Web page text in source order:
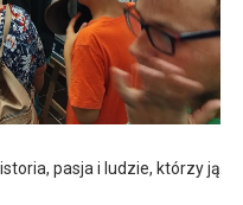
pasja i ludzie, którzy ją